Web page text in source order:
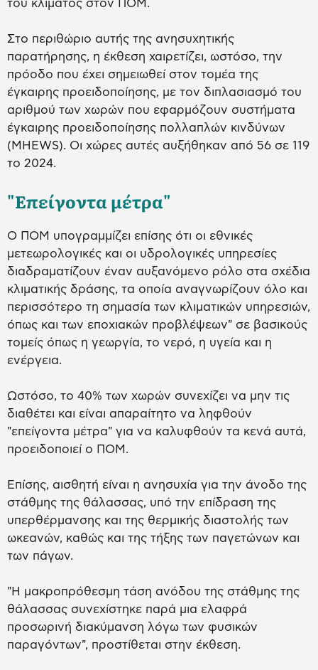
του κλίματος στον ΠΟΜ.
Στο περιθώριο αυτής της ανησυχητικής
παρατήρησης, η έκθεση χαιρετίζει, ωστόσο, την
πρόοδο που έχει σημειωθεί στον τομέα της
έγκαιρης προειδοποίησης, με τον διπλασιασμό του
αριθμού των χωρών που εφαρμόζουν συστήματα
έγκαιρης προειδοποίησης πολλαπλών κινδύνων
(MHEWS). Οι χώρες αυτές αυξήθηκαν από 56 σε 119
το 2024.
"Επείγοντα μέτρα"
Ο ΠΟΜ υπογραμμίζει επίσης ότι οι εθνικές
μετεωρολογικές και οι υδρολογικές υπηρεσίες
διαδραματίζουν έναν αυξανόμενο ρόλο στα σχέδια
κλιματικής δράσης, τα οποία αναγνωρίζουν όλο και
περισσότερο τη σημασία των κλιματικών υπηρεσιών,
όπως και των εποχιακών προβλέψεων" σε βασικούς
τομείς όπως η γεωργία, το νερό, η υγεία και η
ενέργεια.
Ωστόσο, το 40% των χωρών συνεχίζει να μην τις
διαθέτει και είναι απαραίτητο να ληφθούν
"επείγοντα μέτρα" για να καλυφθούν τα κενά αυτά,
προειδοποιεί ο ΠΟΜ.
Επίσης, αισθητή είναι η ανησυχία για την άνοδο της
στάθμης της θάλασσας, υπό την επίδραση της
υπερθέρμανσης και της θερμικής διαστολής των
ωκεανών, καθώς και της τήξης των παγετώνων και
των πάγων.
"Η μακροπρόθεσμη τάση ανόδου της στάθμης της
θάλασσας συνεχίστηκε παρά μια ελαφρά
προσωρινή διακύμανση λόγω των φυσικών
παραγόντων", προστίθεται στην έκθεση.